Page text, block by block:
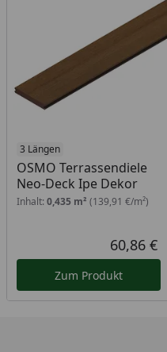
3 Längen
OSMO Terrassendiele
Neo-Deck Ipe Dekor
Inhalt: 0,435 m² (139,91 €/m²)
60,86 €
Zum Produkt